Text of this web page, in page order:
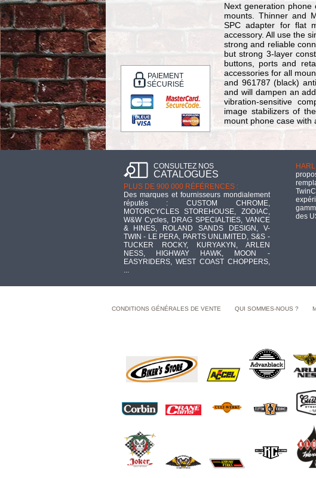
PAIEMENT
SÉCURISÉ
Next generation phone
mounts. Thinner and
SPC adapter for flat
accessory. All use the
strong and reliable
but strong 3-layer
buttons, ports and
accessories for all
and 961787 (black)
and will dampen an
vibration-sensitive
image stabilizers of
mount phone case with
CONSULTEZ NOS
CATALOGUES
PLUS DE 900 000 RÉFÉRENCES :
Des marques et fournisseurs mondialement
réputés : CUSTOM CHROME,
MOTORCYCLES STOREHOUSE, ZODIAC,
W&W Cycles, DRAG SPECIALTIES, VANCE
& HINES, ROLAND SANDS DESIGN, V-
TWIN - LE PERA, PARTS UNLIMITED, S&S -
TUCKER ROCKY, KURYAKYN, ARLEN
NESS, HIGHWAY HAWK, MOON -
EASYRIDERS, WEST COAST CHOPPERS,
...
des
CONDITIONS GÉNÉRALES DE VENTE QUI SOMMES-NOUS ?